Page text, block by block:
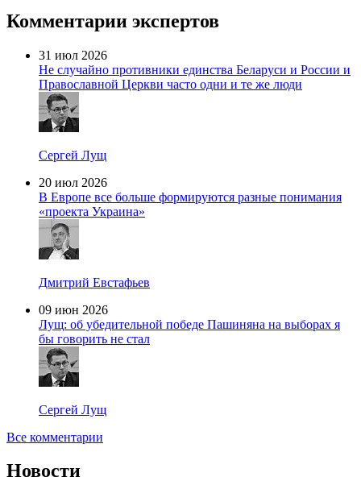
Комментарии экспертов
31 июл 2026
Не случайно противники единства Беларуси и России и
Православной Церкви часто одни и те же люди
Сергей Лущ
20 июл 2026
В Европе все больше формируются разные понимания
«проекта Украина»
Дмитрий Евстафьев
09 июн 2026
Лущ: об убедительной победе Пашиняна на выборах я
бы говорить не стал
Сергей Лущ
Все комментарии
Новости